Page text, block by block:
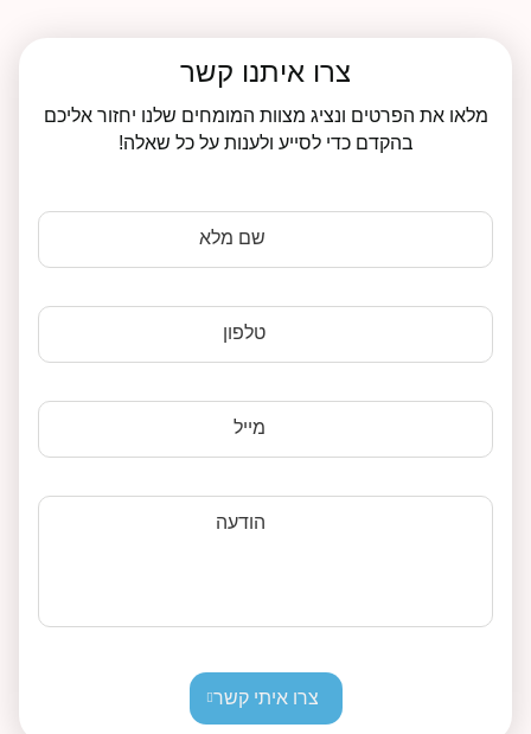
צרו איתנו קשר
מלאו את הפרטים ונציג מצוות המומחים שלנו יחזור אליכם
בהקדם כדי לסייע ולענות על כל שאלה!
שם מלא
טלפון
מייל
הודעה
צרו איתי קשר